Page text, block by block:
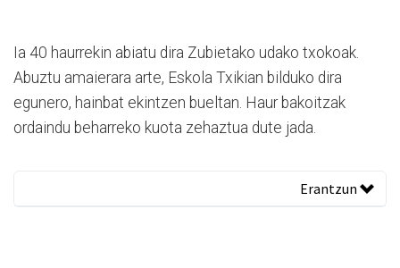
Ia 40 haurrekin abiatu dira Zubietako udako txokoak.
Abuztu amaierara arte, Eskola Txikian bilduko dira
egunero, hainbat ekintzen bueltan. Haur bakoitzak
ordaindu beharreko kuota zehaztua dute jada.
Erantzun